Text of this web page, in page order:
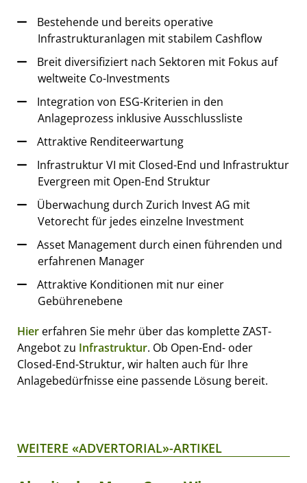
Bestehende und bereits operative
Infrastrukturanlagen mit stabilem Cashflow
Breit diversifiziert nach Sektoren mit Fokus auf
weltweite Co-Investments
Integration von ESG-Kriterien in den
Anlageprozess inklusive Ausschlussliste
Attraktive Renditeerwartung
Infrastruktur VI mit Closed-End und Infrastruktur
Evergreen mit Open-End Struktur
Überwachung durch Zurich Invest AG mit
Vetorecht für jedes einzelne Investment
Asset Management durch einen führenden und
erfahrenen Manager
Attraktive Konditionen mit nur einer
Gebührenebene
Hier erfahren Sie mehr über das komplette ZAST-
Angebot zu Infrastruktur. Ob Open-End- oder
Closed-End-Struktur, wir halten auch für Ihre
Anlagebedürfnisse eine passende Lösung bereit.
WEITERE «ADVERTORIAL»-ARTIKEL